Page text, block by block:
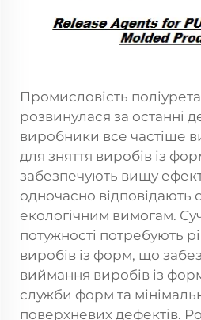
Промисловість
розвинулася за останні
виробники все частіше
для зняття виробів із
забезпечують вищу
одночасно відповідають
екологічним вимогам.
потужності потребують
виробів із форм, що
виймання виробів із
служби форм та
поверхневих дефектів.